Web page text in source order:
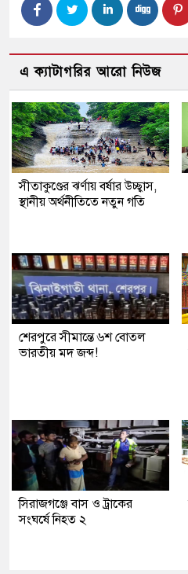
এ ক্যাটাগরির আরো নিউজ
সীতাকুণ্ডের ঝর্ণায় বর্ষার উচ্ছ্বাস,
স্থানীয় অর্থনীতিতে নতুন গতি
শেরপুরে সীমান্তে ৬শ বোতল
ভারতীয় মদ জব্দ!
সিরাজগঞ্জে বাস ও ট্রাকের
সংঘর্ষে নিহত ২